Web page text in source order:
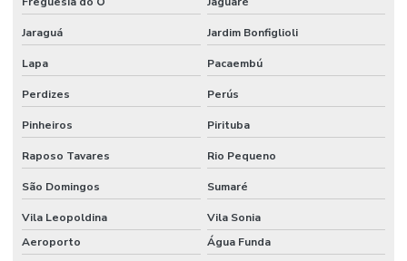
Etiquetas Bopp Adesiva Para Congelados
Etiquetas Bopp Adesiva Para Identificação De Produtos
Etiquetas Bopp Para Laboratório
Etiquetas Bopp Removíveis Paraná
Etiquetas Bopp Removíveis Santa Catarina
Etiquetas Bopp Sem Cola Para Vidros
Etiquetas Couche Adesivas Sem Resíduo
Jaraguá Jardim Bonfiglioli
Lapa Pacaembú
Perdizes Perús
Pinheiros Pirituba
Raposo Tavares Rio Pequeno
São Domingos Sumaré
Vila Leopoldina
Vila Sonia
Aeroporto
Água Funda